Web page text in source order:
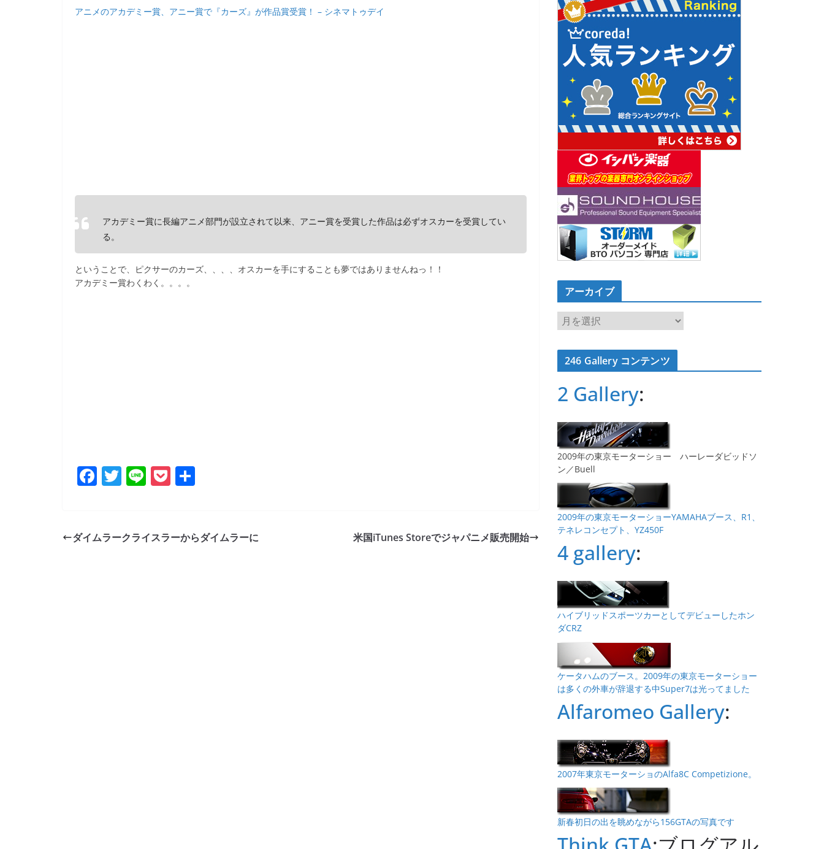
e er et
アニメのアカデミー賞、アニー賞で『カーズ』が作品賞受賞！ – シネマトゥデイ
アカデミー賞に長編アニメ部門が設立されて以来、アニー賞を受賞した作品は必ずオスカーを受賞してい
る。
ということで、ピクサーのカーズ、、、、オスカーを手にすることも夢ではありませんねっ！！
アカデミー賞わくわく。。。。
F
e
T
er
Li P
et
ダイムラークライスラーからダイムラーに 米国iTunes Storeでジャパニメ販売開始
アーカイブ
ア
ー
カ
イ246 Gallery コンテンツ
2 Gallery:
2009年の東京モーターショー ハーレーダビッドソ
ン／Buell
2009年の東京モーターショーYAMAHAブース、R1、
テネレコンセプト、YZ450F
4 gallery:
ハイブリッドスポーツカーとしてデビューしたホン
ダCRZ
ケータハムのブース。2009年の東京モーターショー
は多くの外車が辞退する中Super7は光ってました
Alfaromeo Gallery:
2007年東京モーターショのAlfa8C Competizione。
新春初日の出を眺めながら156GTAの写真です